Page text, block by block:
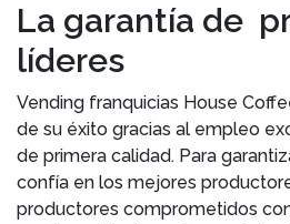
La garantía de
líderes
Vending franquicias House
de su éxito gracias al empleo
de primera calidad. Para
confía en los mejores
productores comprometidos